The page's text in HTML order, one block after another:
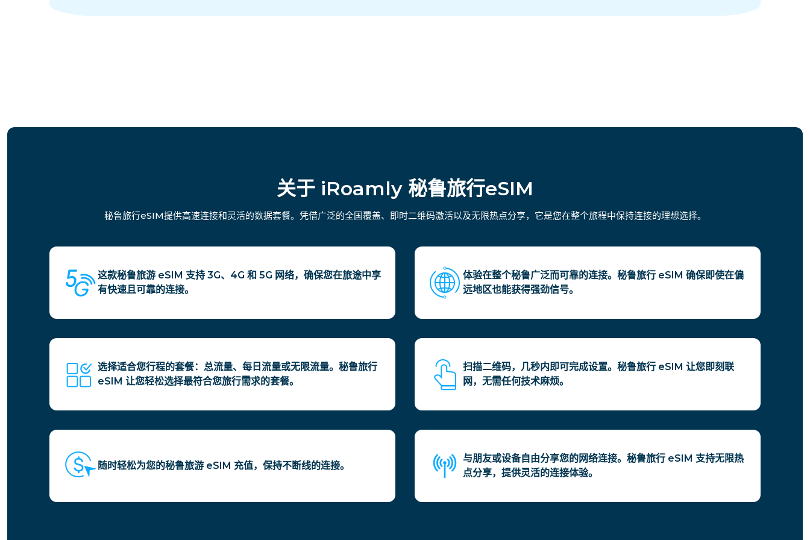
关于 iRoamly 秘鲁旅行eSIM
秘鲁旅行eSIM提供高速连接和灵活的数据套餐。凭借广泛的全国覆盖、即时二维码激活以及无限热点分享，它是您在整个旅程中保持连接的理想选择。
这款秘鲁旅游 eSIM 支持 3G、4G 和 5G 网络，确保您在旅途中享
有快速且可靠的连接。
体验在整个秘鲁广泛而可靠的连接。秘鲁旅行 eSIM 确保即使在偏
远地区也能获得强劲信号。
选择适合您行程的套餐：总流量、每日流量或无限流量。秘鲁旅行
eSIM 让您轻松选择最符合您旅行需求的套餐。
扫描二维码，几秒内即可完成设置。秘鲁旅行 eSIM 让您即刻联
网，无需任何技术麻烦。
随时轻松为您的秘鲁旅游 eSIM 充值，保持不断线的连接。
与朋友或设备自由分享您的网络连接。秘鲁旅行 eSIM 支持无限热
点分享，提供灵活的连接体验。